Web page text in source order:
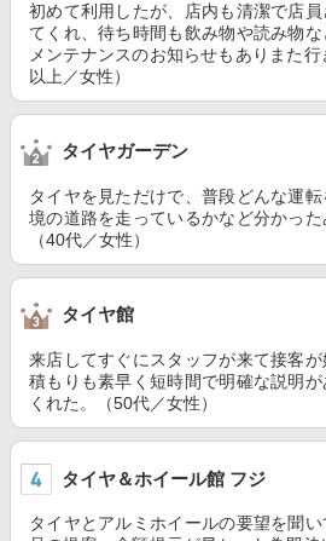
初めて利用したが、店内も清潔で店
てくれ、待ち時間も飲み物や読み物
メンテナンスのお知らせもありまた
以上／女性）
タイヤガーデン
タイヤを見ただけで、普段どんな運
境の道路を走っているかなど分かった
（40代／女性）
タイヤ館
来店してすぐにスタッフが来て接客
積もりも素早く短時間で明確な説明
くれた。（50代／女性）
タイヤ＆ホイール館 フジ
タイヤとアルミホイールの要望を聞